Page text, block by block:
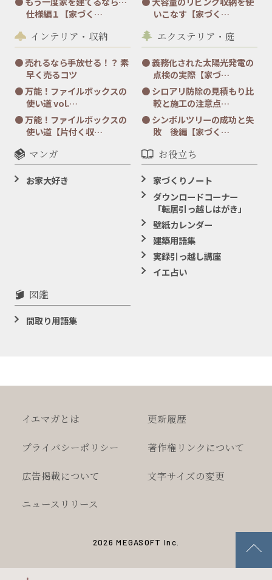
仕様編１【家づく…
いこなす【家づく…
インテリア・収納
売れるなら手放せる！？ 素
早く売るコツ
万能！ファイルボックスの
使い道 vol.…
万能！ファイルボックスの
使い道【片付く収…
エクステリア・庭
義務化された太陽光発電の
点検の実際【家づ…
シロアリ防除の見積もり比
較と施工の注意点…
シンボルツリーの成功と失
敗 後編【家づく…
マンガ
お家大好き
お役立ち
家づくりノート
ダウンロードコーナー
「転居引っ越しはがき」
壁紙カレンダー
建築用語集
実録引っ越し講座
イエ占い
図鑑
間取り用語集
イエマガとは 更新履歴
プライバシーポリシー 著作権 リンクについて
広告掲載について 文字サイズの変更
ニュースリリース
2026 MEGASOFT Inc.